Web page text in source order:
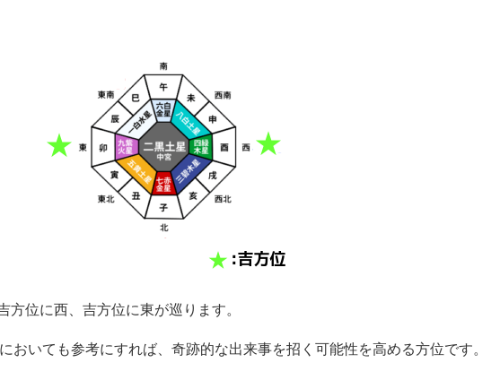
方位に西、吉方位に東が巡ります。
おいても参考にすれば、奇跡的な出来事を招く可能性を高める方位です。